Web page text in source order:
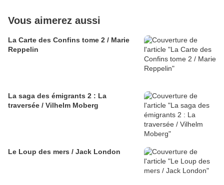
Vous aimerez aussi
La Carte des Confins tome 2 / Marie
Reppelin
La saga des émigrants 2 : La
traversée / Vilhelm Moberg
Le Loup des mers / Jack London